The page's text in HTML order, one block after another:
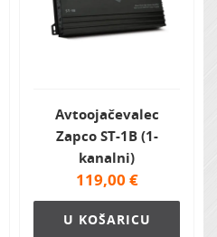
Avtoojačevalec
Zapco ST-1B (1-
kanalni)
119,00 €
U KOŠARICU